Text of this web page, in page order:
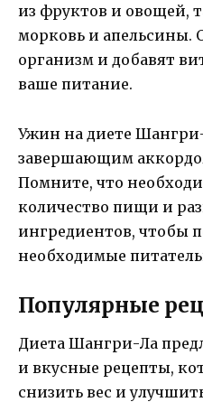
из фруктов и овощей,
морковь и апельсины.
организм и добавят
ваше питание.
Ужин на диете
завершающим
Помните, что
количество пищи и
ингредиентов, чтобы
необходимые
Популярные
Диета Шангри-Ла
и вкусные рецепты,
снизить вес и